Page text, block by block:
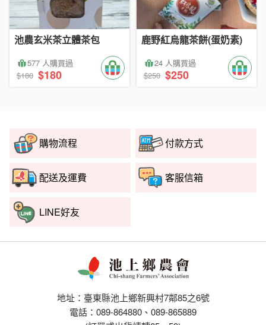
池農玄米茶立體茶包
577 人購買過
$180 $180
鹿野紅烏龍茶餅(蛋奶素)
24 人購買過
$250 $250
地址：臺東縣池上鄉新興村7鄰85之6號
電話：089-864880、089-865889
購物流程 付款方式
配送及運費 客服信箱
LINE好友